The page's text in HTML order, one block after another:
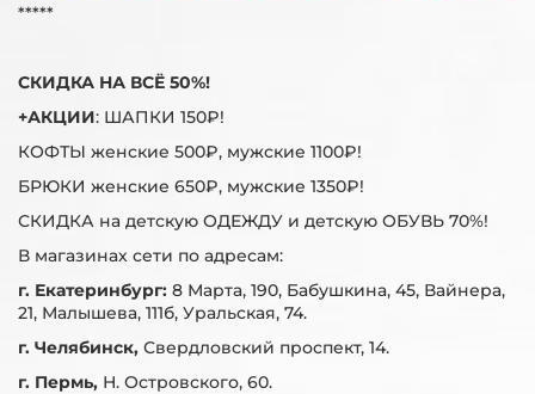
*****
СКИДКА НА ВСЁ 50%!
+АКЦИИ: ШАПКИ 150₽!
КОФТЫ женские 500₽, мужские 1100₽!
БРЮКИ женские 650₽, мужские 1350₽!
СКИДКА на детскую ОДЕЖДУ и детскую ОБУВЬ 70%!
В магазинах сети по адресам:
г. Екатеринбург: 8 Марта, 190, Бабушкина, 45, Вайнера,
21, Малышева, 111б, Уральская, 74.
г. Челябинск, Свердловский проспект, 14.
г. Пермь, Н. Островского, 60.